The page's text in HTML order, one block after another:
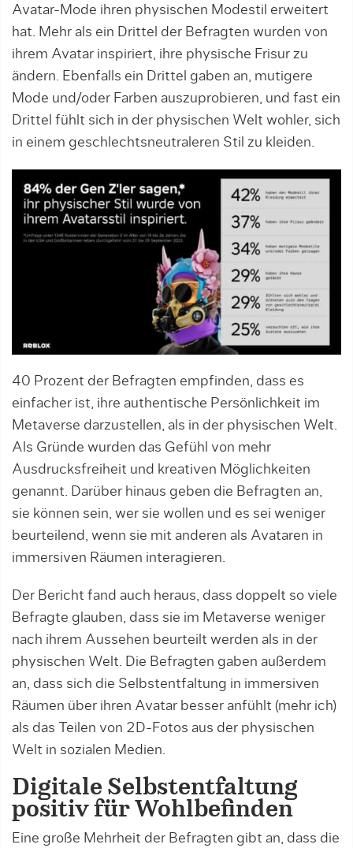
Avatar-Mode ihren physischen Modestil erweitert
hat. Mehr als ein Drittel der Befragten wurden von
ihrem Avatar inspiriert, ihre physische Frisur zu
ändern. Ebenfalls ein Drittel gaben an, mutigere
Mode und/oder Farben auszuprobieren, und fast ein
Drittel fühlt sich in der physischen Welt wohler, sich
in einem geschlechtsneutraleren Stil zu kleiden.
40 Prozent der Befragten empfinden, dass es
einfacher ist, ihre authentische Persönlichkeit im
Metaverse darzustellen, als in der physischen Welt.
Als Gründe wurden das Gefühl von mehr
Ausdrucksfreiheit und kreativen Möglichkeiten
genannt. Darüber hinaus geben die Befragten an,
sie können sein, wer sie wollen und es sei weniger
beurteilend, wenn sie mit anderen als Avataren in
immersiven Räumen interagieren.
Der Bericht fand auch heraus, dass doppelt so viele
Befragte glauben, dass sie im Metaverse weniger
nach ihrem Aussehen beurteilt werden als in der
physischen Welt. Die Befragten gaben außerdem
an, dass sich die Selbstentfaltung in immersiven
Räumen über ihren Avatar besser anfühlt (mehr ich)
als das Teilen von 2D-Fotos aus der physischen
Welt in sozialen Medien.
Digitale Selbstentfaltung
positiv für Wohlbefinden
Eine große Mehrheit der Befragten gibt an, dass die